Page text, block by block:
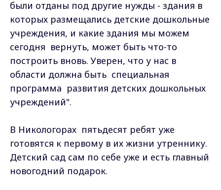
были отданы под другие нужды - здания в
которых размещались детские дошкольные
учреждения, и какие здания мы можем
сегодня вернуть, может быть что-то
построить вновь. Уверен, что у нас в
области должна быть специальная
программа развития детских дошкольных
учреждений".
В Никологорах пятьдесят ребят уже
готовятся к первому в их жизни утреннику.
Детский сад сам по себе уже и есть главный
новогодний подарок.